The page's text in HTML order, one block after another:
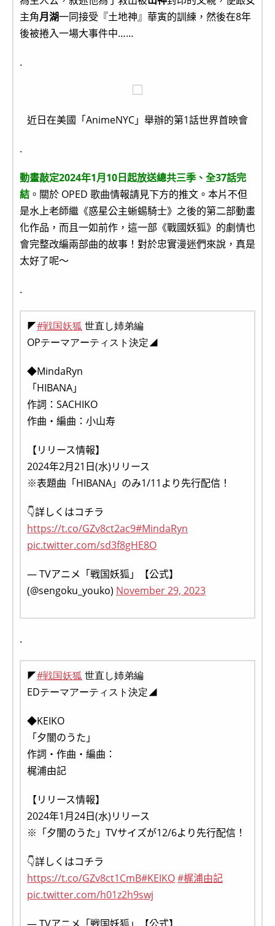
主角月湖一同接受『土地神』華寅的訓練，然後在8年
後被捲入一場大事件中……
.
近日在美國「AnimeNYC」舉辦的第1話世界首映會
.
動畫敲定2024年1月10日起放送總共三季、全37話完
結 。關於 OPED 歌曲情報請見下方的推文。本片不但
是水上老師繼《惑星公主蜥蜴騎士》之後的第二部動畫
化作品，而且一如前作，這一部《戰國妖狐》的劇情也
會完整改編兩部曲的故事！對於忠實漫迷們來說，真是
太好了呢～
.
◤#戦国妖狐 世直し姉弟編
OPテーマアーティスト決定◢
◆MindaRyn
「HIBANA」
作詞：SACHIKO
作曲・編曲：⼩⼭寿
【リリース情報】
2024年2月21日(水)リリース
※表題曲「HIBANA」のみ1/11より先⾏配信！
👇詳しくはコチラ
https://t.co/GZv8ct2ac9#MindaRyn
pic.twitter.com/sd3f8gHE8O
— TVアニメ「戦国妖狐」【公式】
(@sengoku_youko) November 29, 2023
.
◤#戦国妖狐 世直し姉弟編
EDテーマアーティスト決定◢
◆KEIKO
「夕闇のうた」
作詞・作曲・編曲：
梶浦由記
【リリース情報】
2024年1月24日(水)リリース
※「夕闇のうた」TVサイズが12/6より先⾏配信！
👇詳しくはコチラ
https://t.co/GZv8ct1CmB#KEIKO#梶浦由記
pic.twitter.com/h01z2h9swj